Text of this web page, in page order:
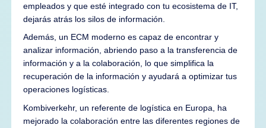
empleados y que esté integrado con tu ecosistema de IT,
dejarás atrás los silos de información.
Además, un ECM moderno es capaz de encontrar y
analizar información, abriendo paso a la transferencia de
información y a la colaboración, lo que simplifica la
recuperación de la información y ayudará a optimizar tus
operaciones logísticas.
Kombiverkehr, un referente de logística en Europa, ha
mejorado la colaboración entre las diferentes regiones de